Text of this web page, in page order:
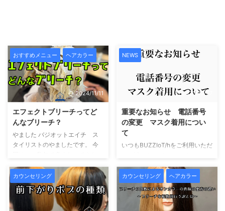
おすすめメニュー ヘアカラー
2024/11/11
エフェクトブリーチってど
んなブリーチ？
やました バジオットエイチ ス
タイリストのやましたです。 今
カラーの土台となる脱色剤、ブリ
ーチについての記事となっており
ます。 エフェクトブリーチって
どんなもの？ 当店ではエフェク
NEWS
2023/10/27
重要なお知らせ 電話番号
の変更 マスク着用につい
て
いつもBUZZIoT/hをご利用いただ
電話番号の変更 １０月より店舗
の電話番号が変わります 現在移
行期間としてもう少しの間旧電話
番号もつながりますが、まもなく
旧電話番号は使用できなくなりま
カウンセリング カウンセリング ヘアカラー